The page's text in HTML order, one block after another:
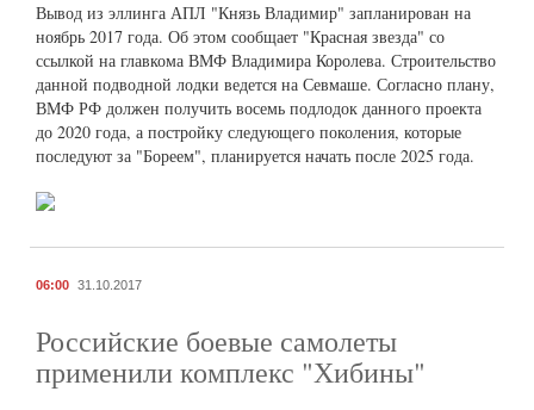
Вывод из эллинга АПЛ "Князь Владимир" запланирован на
ноябрь 2017 года. Об этом сообщает "Красная звезда" со
ссылкой на главкома ВМФ Владимира Королева. Строительство
данной подводной лодки ведется на Севмаше. Согласно плану,
ВМФ РФ должен получить восемь подлодок данного проекта
до 2020 года, а постройку следующего поколения, которые
последуют за "Бореем", планируется начать после 2025 года.
06:00 31.10.2017
Российские боевые самолеты
применили комплекс "Хибины"